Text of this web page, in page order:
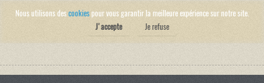
Nous utilisons descookiespour vous garantir la meilleure expérience sur notre site.
J'accepte
Je refuse